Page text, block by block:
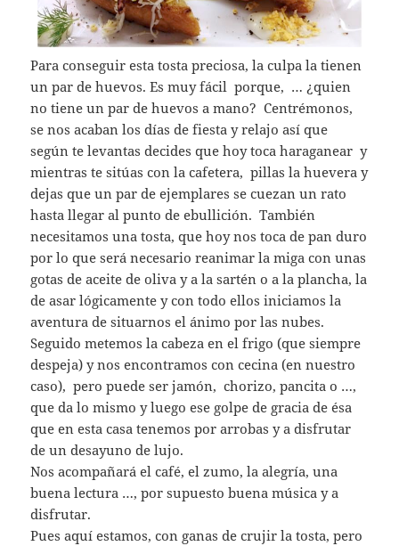
Para conseguir esta tosta preciosa, la culpa la tienen
un par de huevos. Es muy fácil porque, … ¿quien
no tiene un par de huevos a mano? Centrémonos,
se nos acaban los días de fiesta y relajo así que
según te levantas decides que hoy toca haraganear y
mientras te sitúas con la cafetera, pillas la huevera y
dejas que un par de ejemplares se cuezan un rato
hasta llegar al punto de ebullición. También
necesitamos una tosta, que hoy nos toca de pan duro
por lo que será necesario reanimar la miga con unas
gotas de aceite de oliva y a la sartén o a la plancha, la
de asar lógicamente y con todo ellos iniciamos la
aventura de situarnos el ánimo por las nubes.
Seguido metemos la cabeza en el frigo (que siempre
despeja) y nos encontramos con cecina (en nuestro
caso), pero puede ser jamón, chorizo, pancita o …,
que da lo mismo y luego ese golpe de gracia de ésa
que en esta casa tenemos por arrobas y a disfrutar
de un desayuno de lujo.
Nos acompañará el café, el zumo, la alegría, una
buena lectura …, por supuesto buena música y a
disfrutar.
Pues aquí estamos, con ganas de crujir la tosta, pero